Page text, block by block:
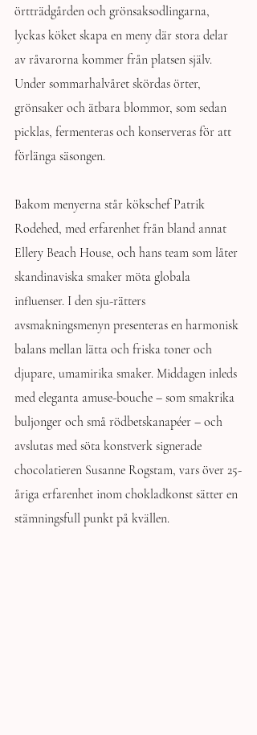
örtträdgården och grönsaksodlingarna,
lyckas köket skapa en meny där stora delar
av råvarorna kommer från platsen själv.
Under sommarhalvåret skördas örter,
grönsaker och ätbara blommor, som sedan
picklas, fermenteras och konserveras för att
förlänga säsongen.
Bakom menyerna står kökschef Patrik
Rodehed, med erfarenhet från bland annat
Ellery Beach House, och hans team som låter
skandinaviska smaker möta globala
influenser. I den sju-rätters
avsmakningsmenyn presenteras en harmonisk
balans mellan lätta och friska toner och
djupare, umamirika smaker. Middagen inleds
med eleganta amuse-bouche – som smakrika
buljonger och små rödbetskanapéer – och
avslutas med söta konstverk signerade
chocolatieren Susanne Rogstam, vars över 25-
åriga erfarenhet inom chokladkonst sätter en
stämningsfull punkt på kvällen.